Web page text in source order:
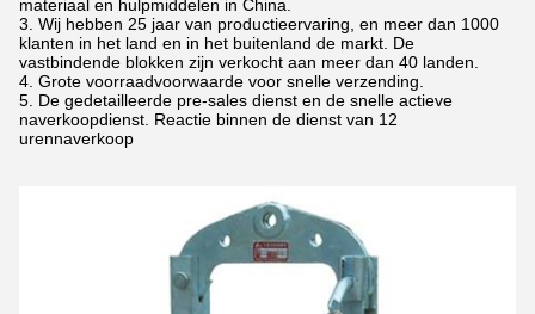
materiaal en hulpmiddelen in China.
3. Wij hebben 25 jaar van productieervaring, en meer dan 1000
klanten in het land en in het buitenland de markt. De
vastbindende blokken zijn verkocht aan meer dan 40 landen.
4. Grote voorraadvoorwaarde voor snelle verzending.
5. De gedetailleerde pre-sales dienst en de snelle actieve
naverkoopdienst. Reactie binnen de dienst van 12
urennaverkoop